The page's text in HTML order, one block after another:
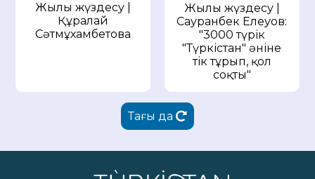
Жылы жүздесу |
Құралай
Сәтмұхамбетова
Жылы жүздесу |
Сауранбек Елеуов:
"3000 түрік
"Түркістан" әніне
тік тұрып, қол
соқты"
Тағы да